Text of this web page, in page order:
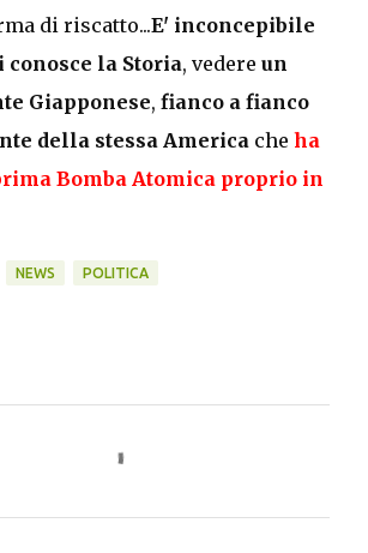
di riscatto...E' inconcepibile
la Storia, vedere un
Giapponese, fianco a fianco
della stessa America che ha
Bomba Atomica proprio in
NEWS POLITICA